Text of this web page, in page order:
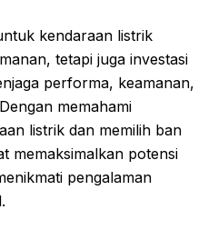
kendaraan listrik
tetapi juga investasi
performa, keamanan,
memahami
listrik dan memilih ban
memaksimalkan potensi
pengalaman